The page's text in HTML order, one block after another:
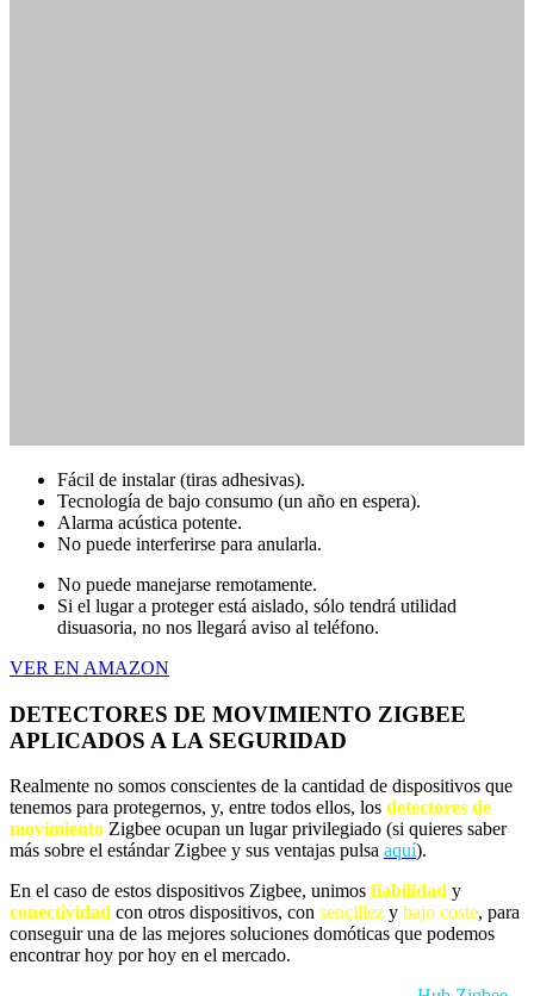
Fácil de instalar (tiras adhesivas).
Tecnología de bajo consumo (un año en espera).
Alarma acústica potente.
No puede interferirse para anularla.
No puede manejarse remotamente.
Si el lugar a proteger está aislado, sólo tendrá utilidad
disuasoria, no nos llegará aviso al teléfono.
VER EN AMAZON
DETECTORES DE MOVIMIENTO ZIGBEE
APLICADOS A LA SEGURIDAD
Realmente no somos conscientes de la cantidad de dispositivos que
tenemos para protegernos, y, entre todos ellos, los detectores de
movimiento Zigbee ocupan un lugar privilegiado (si quieres saber
más sobre el estándar Zigbee y sus ventajas pulsa aquí).
En el caso de estos dispositivos Zigbee, unimos fiabilidad y
conectividad con otros dispositivos, con sencillez y bajo coste, para
conseguir una de las mejores soluciones domóticas que podemos
encontrar hoy por hoy en el mercado.